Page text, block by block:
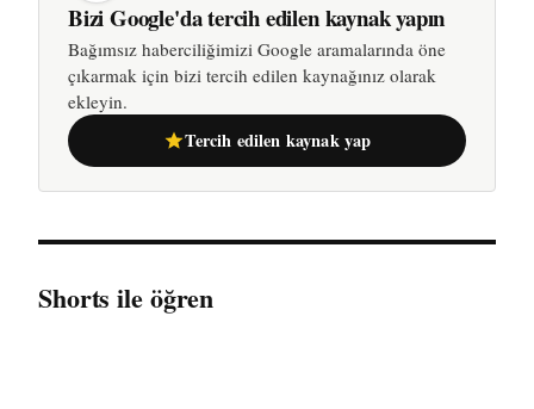
Bizi Google'da tercih edilen kaynak yapın
Bağımsız haberciliğimizi Google aramalarında öne
çıkarmak için bizi tercih edilen kaynağınız olarak
ekleyin.
Tercih edilen kaynak yap
Shorts ile öğren